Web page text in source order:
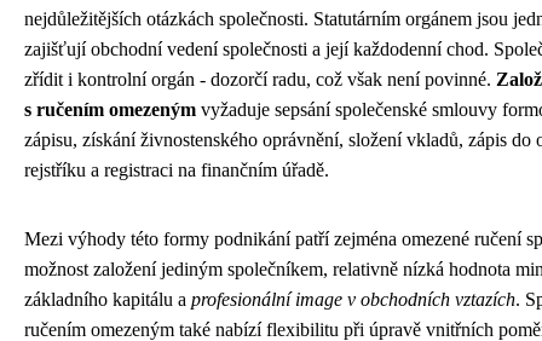
nejdůležitějších otázkách společnosti. Statutárním orgánem jsou
zajišťují obchodní vedení společnosti a její každodenní chod.
zřídit i kontrolní orgán - dozorčí radu, což však není povinné.
s ručením omezeným vyžaduje sepsání společenské smlouvy
zápisu, získání živnostenského oprávnění, složení vkladů, zápis do
rejstříku a registraci na finančním úřadě.
Mezi výhody této formy podnikání patří zejména omezené ručení
možnost založení jediným společníkem, relativně nízká hodnota
základního kapitálu a profesionální image v obchodních vztazích.
ručením omezeným také nabízí flexibilitu při úpravě vnitřních